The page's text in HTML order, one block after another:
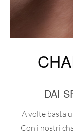
DAI
A volte basta
Con i nostri